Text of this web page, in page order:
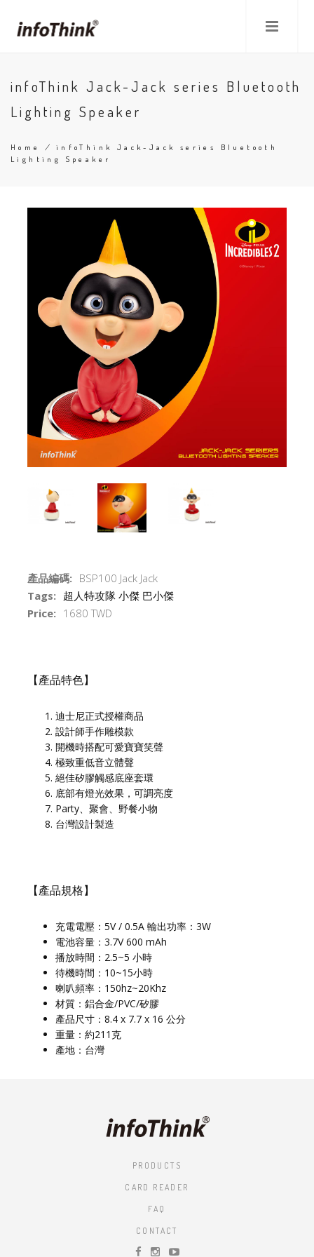
main
infoThink Jack-Jack series Bluetooth
Lighting Speaker
Breadcrumb
Home / infoThink Jack-Jack series Bluetooth
Lighting Speaker
產品編碼: BSP100 Jack Jack
Tags: 超人特攻隊 小傑 巴小傑
Price: 1680 TWD
【產品特色】
迪士尼正式授權商品
設計師手作雕模款
開機時搭配可愛寶寶笑聲
極致重低音立體聲
絕佳矽膠觸感底座套環
底部有燈光效果，可調亮度
Party、聚會、野餐小物
台灣設計製造
【產品規格】
充電電壓：5V / 0.5A 輸出功率：3W
電池容量：3.7V 600 mAh
播放時間：2.5~5 小時
待機時間：10~15小時
喇叭頻率：150hz~20Khz
材質：鋁合金/PVC/矽膠
產品尺寸：8.4 x 7.7 x 16 公分
重量：約211克
產地：台灣
PRODUCTS
CARD READER
FAQ
CONTACT